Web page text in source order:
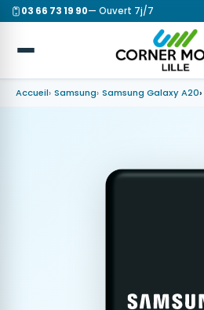
03 66 73 19 90— Ouvert 7j/7
Accueil Samsung Samsung Galaxy A20